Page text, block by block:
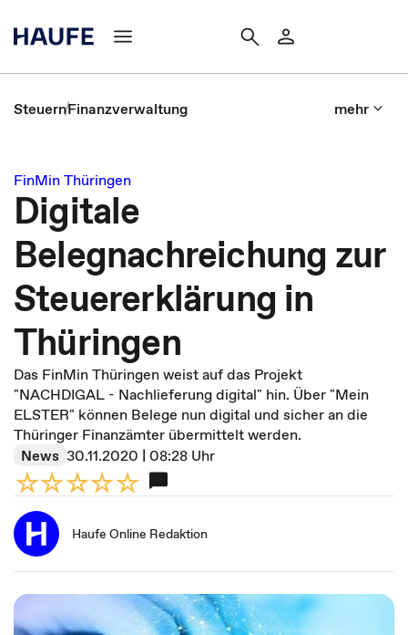
SteuernFinanzverwaltung mehr
FinMin Thüringen
Digitale
Belegnachreichung zur
Steuererklärung in
Thüringen
Das FinMin Thüringen weist auf das Projekt
"NACHDIGAL - Nachlieferung digital" hin. Über "Mein
ELSTER" können Belege nun digital und sicher an die
Thüringer Finanzämter übermittelt werden.
News 30.11.2020 | 08:28 Uhr
Haufe Online Redaktion